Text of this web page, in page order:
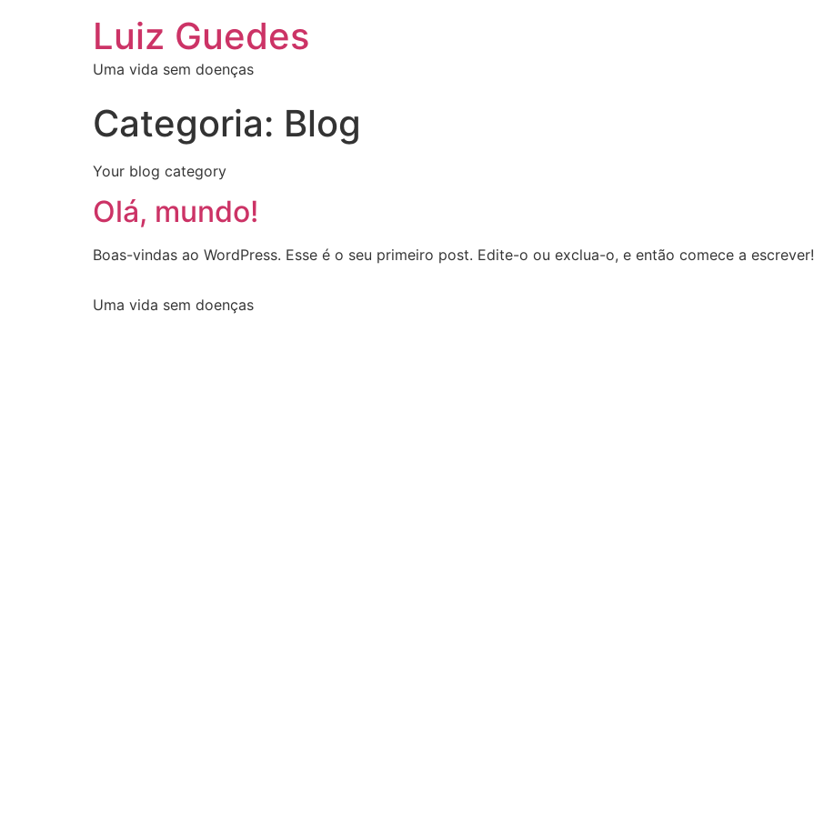
Luiz Guedes
Uma vida sem doenças
Categoria: Blog
Your blog category
Olá, mundo!
Boas-vindas ao WordPress. Esse é o seu primeiro post. Edite-o ou exclua-o, e então comece a escrever!
Uma vida sem doenças